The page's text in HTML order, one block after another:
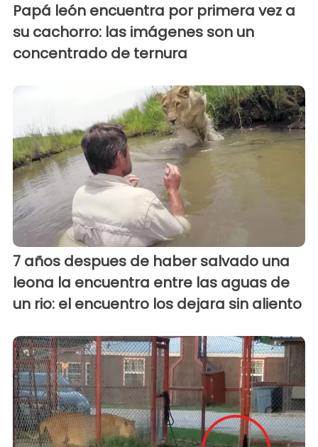
Papá león encuentra por primera vez a
su cachorro: las imágenes son un
concentrado de ternura
7 años despues de haber salvado una
leona la encuentra entre las aguas de
un rio: el encuentro los dejara sin aliento